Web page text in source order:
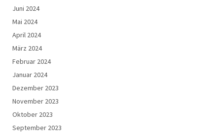
Juni 2024
Mai 2024
April 2024
März 2024
Februar 2024
Januar 2024
Dezember 2023
November 2023
Oktober 2023
September 2023